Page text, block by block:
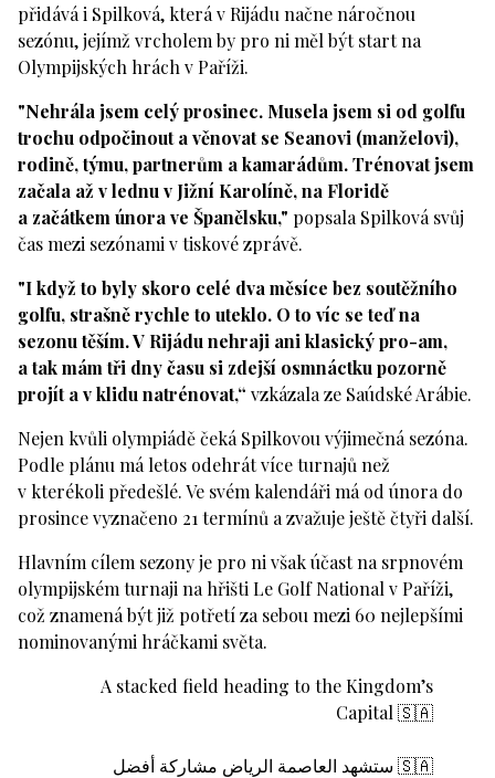
přidává i Spilková, která v Rijádu načne náročnou
sezónu, jejímž vrcholem by pro ni měl být start na
Olympijských hrách v Paříži.
"Nehrála jsem celý prosinec. Musela jsem si od golfu
trochu odpočinout a věnovat se Seanovi (manželovi),
rodině, týmu, partnerům a kamarádům. Trénovat jsem
začala až v lednu v Jižní Karolíně, na Floridě
a začátkem února ve Španělsku," popsala Spilková svůj
čas mezi sezónami v tiskové zprávě.
"I když to byly skoro celé dva měsíce bez soutěžního
golfu, strašně rychle to uteklo. O to víc se teď na
sezonu těším. V Rijádu nehraji ani klasický pro-am,
a tak mám tři dny času si zdejší osmnáctku pozorně
projít a v klidu natrénovat,“ vzkázala ze Saúdské Arábie.
Nejen kvůli olympiádě čeká Spilkovou výjimečná sezóna.
Podle plánu má letos odehrát více turnajů než
v kterékoli předešlé. Ve svém kalendáři má od února do
prosince vyznačeno 21 termínů a zvažuje ještě čtyři další.
Hlavním cílem sezony je pro ni však účast na srpnovém
olympijském turnaji na hřišti Le Golf National v Paříži,
což znamená být již potřetí za sebou mezi 60 nejlepšími
nominovanými hráčkami světa.
A stacked field heading to the Kingdom’s
Capital 🇸🇦
🇸🇦 ستشهد العاصمة الرياض مشاركة أفضل